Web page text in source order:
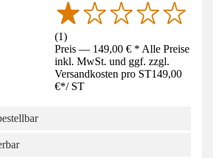
(1)
Preis — 149,00 € * Alle Preise
inkl. MwSt. und ggf. zzgl.
Versandkosten pro ST149,00
€*/ ST